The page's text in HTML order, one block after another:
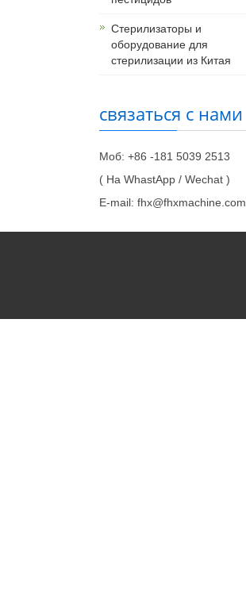
Стерилизаторы и
оборудование для
стерилизации из Китая
связаться с нами
Моб: +86 -181 5039 2513
( На WhastApp / Wechat )
E-mail: fhx@fhxmachine.com